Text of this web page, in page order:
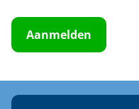
Aanmelden